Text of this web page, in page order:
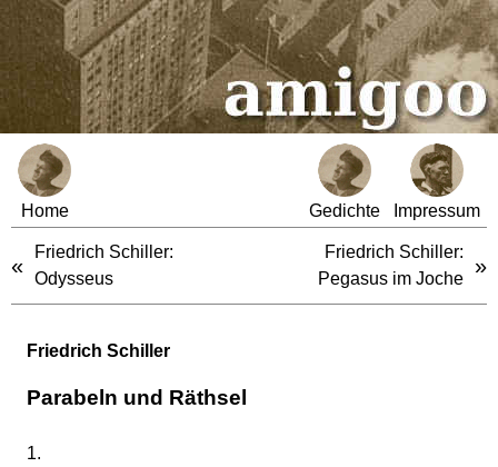
Home Gedichte Impressum
«
Friedrich Schiller:
Odysseus
Friedrich Schiller:
Pegasus im Joche
»
Friedrich Schiller
Parabeln und Räthsel
1.